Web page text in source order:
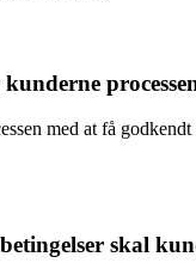
med at få
skal